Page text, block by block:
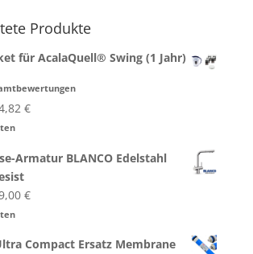
Produkte
für AcalaQuell® Swing (1 Jahr)
€
Armatur BLANCO Edelstahl
€
Compact Ersatz Membrane